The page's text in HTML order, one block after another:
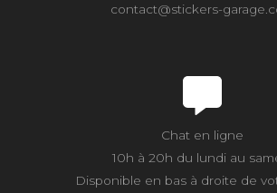
contact@stickers-
Chat en ligne
10h à 20h du lundi au
Disponible en bas à droite de